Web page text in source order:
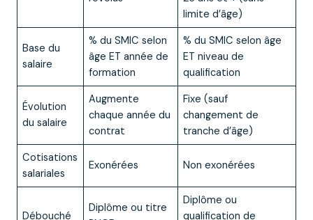
limite d’âge)
Base du
salaire
% du SMIC selon
âge ET année de
formation
% du SMIC selon âge
ET niveau de
qualification
Évolution
du salaire
Augmente
chaque année du
contrat
Fixe (sauf
changement de
tranche d’âge)
Cotisations
salariales
Exonérées Non exonérées
Débouché
Diplôme ou titre
Diplôme ou
qualification de